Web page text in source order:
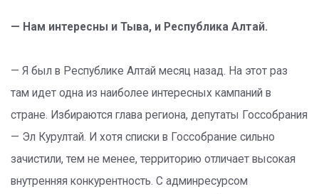
— Нам интересны и Тыва, и Республика Алтай.
— Я был в Республике Алтай месяц назад. На этот раз
там идет одна из наиболее интересных кампаний в
стране. Избираются глава региона, депутаты Госсобрания
— Эл Курултай. И хотя списки в Госсобрание сильно
зачистили, тем не менее, территорию отличает высокая
внутренняя конкурентность. С админресурсом